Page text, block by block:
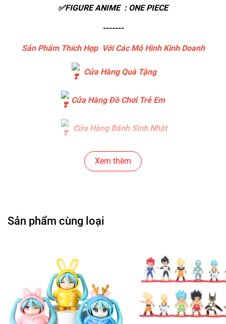
✅FIGURE ANIME : ONE PIECE
-------
Sản Phẩm Thích Hợp Với Các Mô Hình Kinh Doanh
Cửa Hàng Quà Tặng
Cửa Hàng Đồ Chơi Trẻ Em
Cửa Hàng Bánh Sinh Nhật
Cửa Hàng Gear , Máy Tính
Cửa Hàng Phụ Kiện Ô Tô ( Sản Phẩm Mô Hình Lắc Đầu
---------------------------------------------------------------------
-----------------------
Xem thêm
Sản phẩm cùng loại